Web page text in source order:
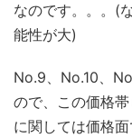
なのです。。。(
能性が大)
No.9、No.10、
ので、この価格
に関しては価格